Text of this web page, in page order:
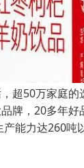
超50万家庭的
牌，20多年
能力达260吨